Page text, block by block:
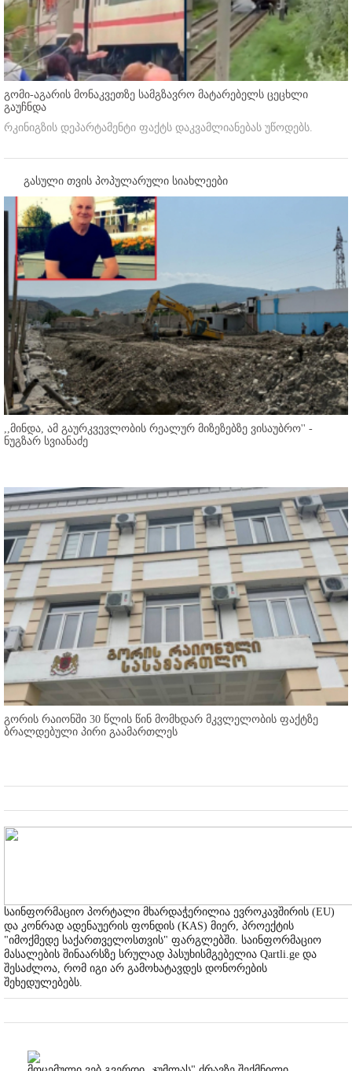
გომი-აგარის მონაკვეთზე სამგზავრო მატარებელს ცეცხლი
გაუჩნდა
რკინიგზის დეპარტამენტი ფაქტს დაკვამლიანებას უწოდებს.
გასული თვის პოპულარული სიახლეები
,,მინდა, ამ გაურკვევლობის რეალურ მიზეზებზე ვისაუბრო'' -
ნუგზარ სვიანაძე
გორის რაიონში 30 წლის წინ მომხდარ მკვლელობის ფაქტზე
ბრალდებული პირი გაამართლეს
საინფორმაციო პორტალი მხარდაჭერილია ევროკავშირის (EU)
და კონრად ადენაუერის ფონდის (KAS) მიერ, პროექტის
"იმოქმედე საქართველოსთვის" ფარგლებში. საინფორმაციო
მასალების შინაარსზე სრულად პასუხისმგებელია Qartli.ge და
შესაძლოა, რომ იგი არ გამოხატავდეს დონორების
შეხედულებებს.